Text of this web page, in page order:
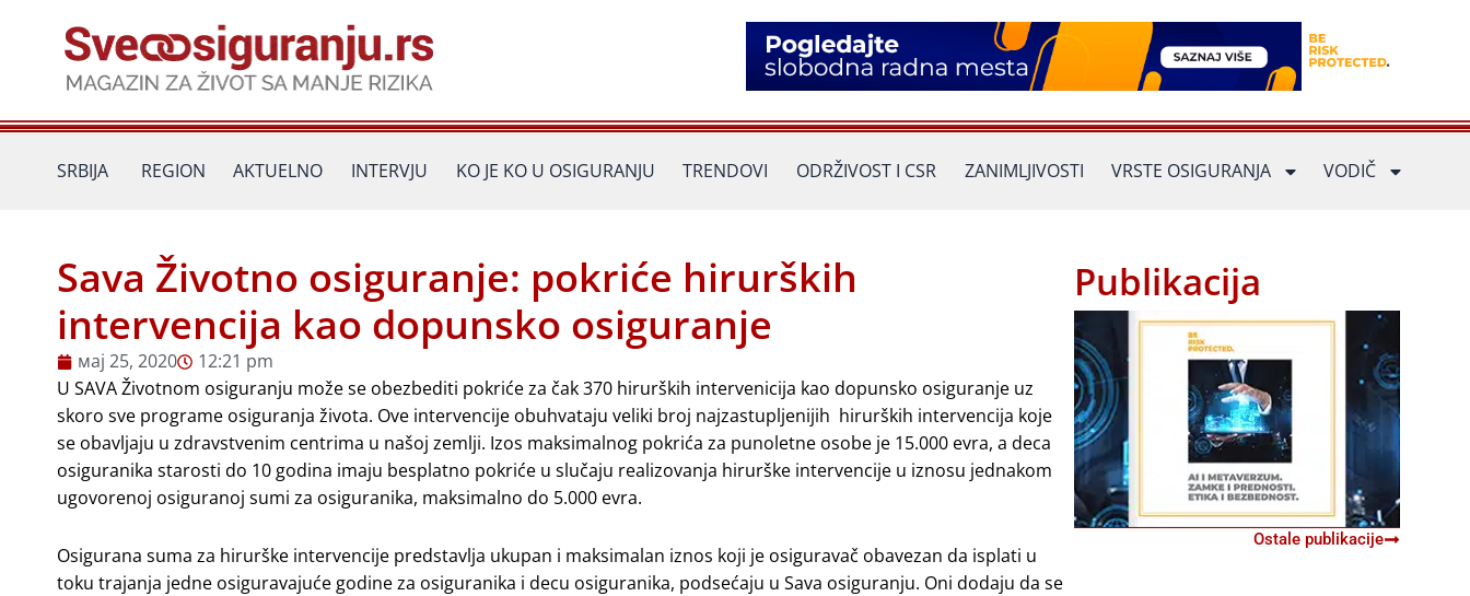
SRBIJA REGION AKTUELNO INTERVJU KO JE KO U OSIGURANJU TRENDOVI ODRŽIVOST I CSR ZANIMLJIVOSTI VRSTE OSIGURANJA VODIČ
Sava Životno osiguranje: pokriće hirurških
intervencija kao dopunsko osiguranje
мај 25, 2020
12:21 pm
U SAVA Životnom osiguranju može se obezbediti pokriće za čak 370 hirurških intervenicija kao dopunsko osiguranje uz
skoro sve programe osiguranja života. Ove intervencije obuhvataju veliki broj najzastupljenijih hirurških intervencija koje
se obavljaju u zdravstvenim centrima u našoj zemlji. Izos maksimalnog pokrića za punoletne osobe je 15.000 evra, a deca
osiguranika starosti do 10 godina imaju besplatno pokriće u slučaju realizovanja hirurške intervencije u iznosu jednakom
ugovorenoj osiguranoj sumi za osiguranika, maksimalno do 5.000 evra.
Osigurana suma za hirurške intervencije predstavlja ukupan i maksimalan iznos koji je osiguravač obavezan da isplati u
toku trajanja jedne osiguravajuće godine za osiguranika i decu osiguranika, podsećaju u Sava osiguranju. Oni dodaju da se
Publikacija
Ostale publikacije